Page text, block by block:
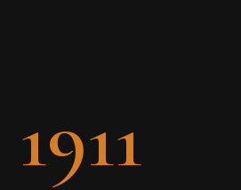
1911